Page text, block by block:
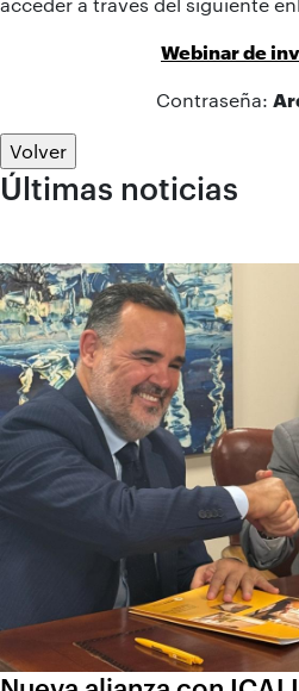
Webinar de
Contraseña:
Volver
Últimas noticias